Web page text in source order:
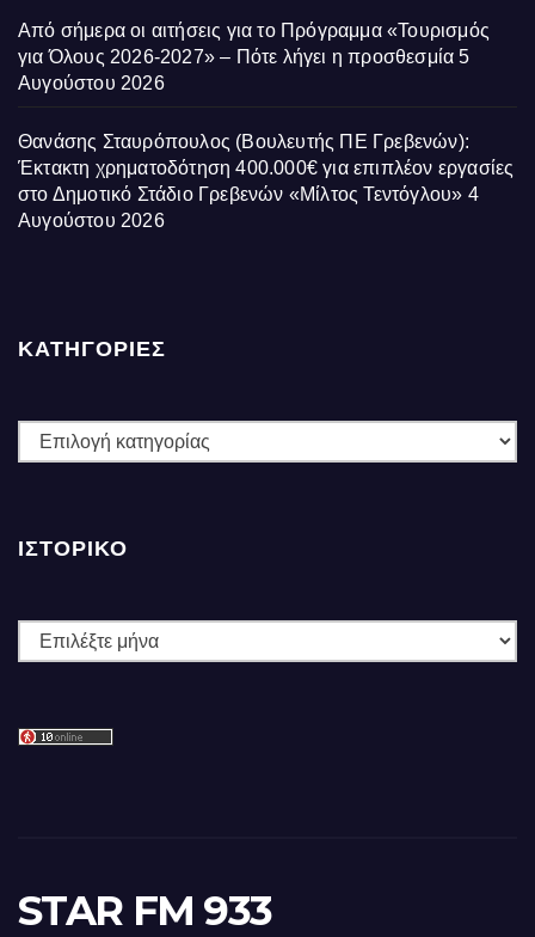
Από σήμερα οι αιτήσεις για το Πρόγραμμα «Τουρισμός
για Όλους 2026-2027» – Πότε λήγει η προσθεσμία 5
Αυγούστου 2026
Θανάσης Σταυρόπουλος (Βουλευτής ΠΕ Γρεβενών):
Έκτακτη χρηματοδότηση 400.000€ για επιπλέον εργασίες
στο Δημοτικό Στάδιο Γρεβενών «Μίλτος Τεντόγλου» 4
Αυγούστου 2026
ΚΑΤΗΓΟΡΙΕΣ
ΚΑΤΗΓΟΡΙΕΣ
ΙΣΤΟΡΙΚΌ
Ιστορικό
STAR FM 933